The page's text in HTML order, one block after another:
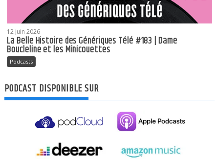
12 juin 2026
La Belle Histoire des Génériques Télé #183 | Dame
Boucleline et les Minicouettes
Podcasts
PODCAST DISPONIBLE SUR